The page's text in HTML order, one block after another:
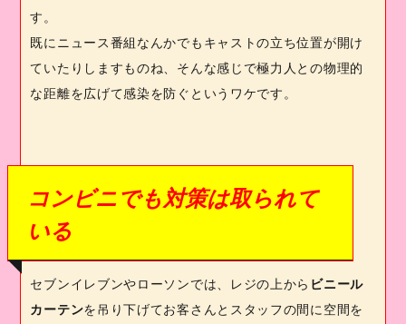
す。
既にニュース番組なんかでもキャストの立ち位置が開け
ていたりしますものね、そんな感じで極力人との物理的
な距離を広げて感染を防ぐというワケです。
コンビニでも対策は取られて
いる
セブンイレブンやローソンでは、レジの上から ビニール
カーテンを吊り下げてお客さんとスタッフの間に空間を